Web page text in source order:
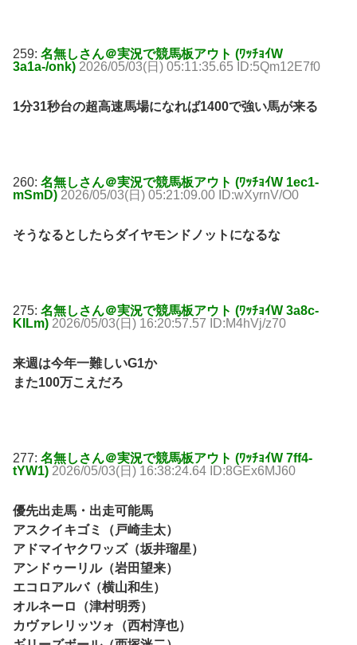
259: 名無しさん＠実況で競馬板アウト (ﾜｯﾁｮｲW
3a1a-/onk) 2026/05/03(日) 05:11:35.65 ID:5Qm12E7f0
1分31秒台の超高速馬場になれば1400で強い馬が来る
260: 名無しさん＠実況で競馬板アウト (ﾜｯﾁｮｲW 1ec1-
mSmD) 2026/05/03(日) 05:21:09.00 ID:wXyrnV/O0
そうなるとしたらダイヤモンドノットになるな
275: 名無しさん＠実況で競馬板アウト (ﾜｯﾁｮｲW 3a8c-
KILm) 2026/05/03(日) 16:20:57.57 ID:M4hVj/z70
来週は今年一難しいG1か
また100万こえだろ
277: 名無しさん＠実況で競馬板アウト (ﾜｯﾁｮｲW 7ff4-
tYW1) 2026/05/03(日) 16:38:24.64 ID:8GEx6MJ60
優先出走馬・出走可能馬
アスクイキゴミ（戸崎圭太）
アドマイヤクワッズ（坂井瑠星）
アンドゥーリル（岩田望来）
エコロアルバ（横山和生）
オルネーロ（津村明秀）
カヴァレリッツォ（西村淳也）